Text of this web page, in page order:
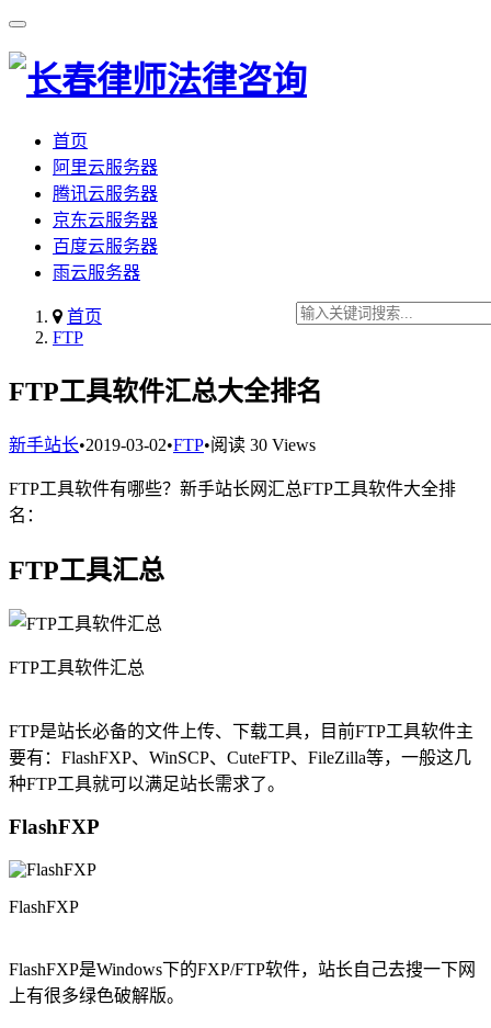
首页
阿里云服务器
腾讯云服务器
京东云服务器
百度云服务器
雨云服务器
首页
FTP
FTP工具软件汇总大全排名
新手站长•2019-03-02•FTP•阅读 30 Views
FTP工具软件有哪些？新手站长网汇总FTP工具软件大全排
名：
FTP工具汇总
FTP工具软件汇总
FTP是站长必备的文件上传、下载工具，目前FTP工具软件主
要有：FlashFXP、WinSCP、CuteFTP、FileZilla等，一般这几
种FTP工具就可以满足站长需求了。
FlashFXP
FlashFXP
FlashFXP是Windows下的FXP/FTP软件，站长自己去搜一下网
上有很多绿色破解版。